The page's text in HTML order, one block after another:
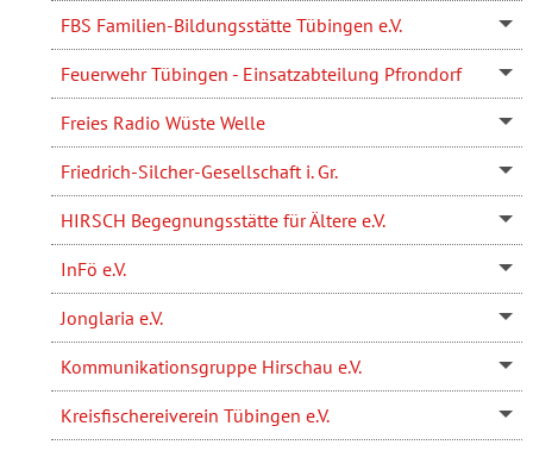
FBS Familien-Bildungsstätte Tübingen e.V.
Feuerwehr Tübingen - Einsatzabteilung Pfrondorf
Freies Radio Wüste Welle
Friedrich-Silcher-Gesellschaft i. Gr.
HIRSCH Begegnungsstätte für Ältere e.V.
InFö e.V.
Jonglaria e.V.
Kommunikationsgruppe Hirschau e.V.
Kreisfischereiverein Tübingen e.V.